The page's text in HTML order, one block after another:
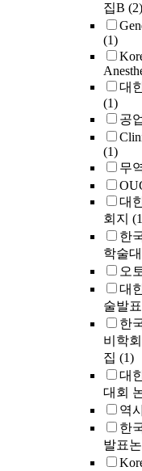
집B (2)
(1)
대
(1)
공
(1)
무
대
회지
한
학술
오
대
술발
한
비학
집 (1)
대
대회
역
한
발표